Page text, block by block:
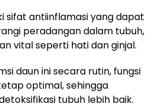
sifat antiinflamasi yang dapat
peradangan dalam tubuh,
vital seperti hati dan ginjal.
daun ini secara rutin, fungsi
optimal, sehingga
tubuh lebih baik.